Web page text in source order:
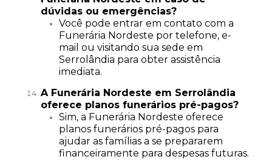
dúvidas ou emergências?
Você pode entrar em contato com a
Funerária Nordeste por telefone, e-
mail ou visitando sua sede em
Serrolândia para obter assistência
imediata.
A Funerária Nordeste em Serrolândia
oferece planos funerários pré-pagos?
Sim, a Funerária Nordeste oferece
planos funerários pré-pagos para
ajudar as famílias a se prepararem
financeiramente para despesas futuras.